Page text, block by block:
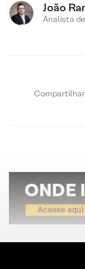
João
Analista